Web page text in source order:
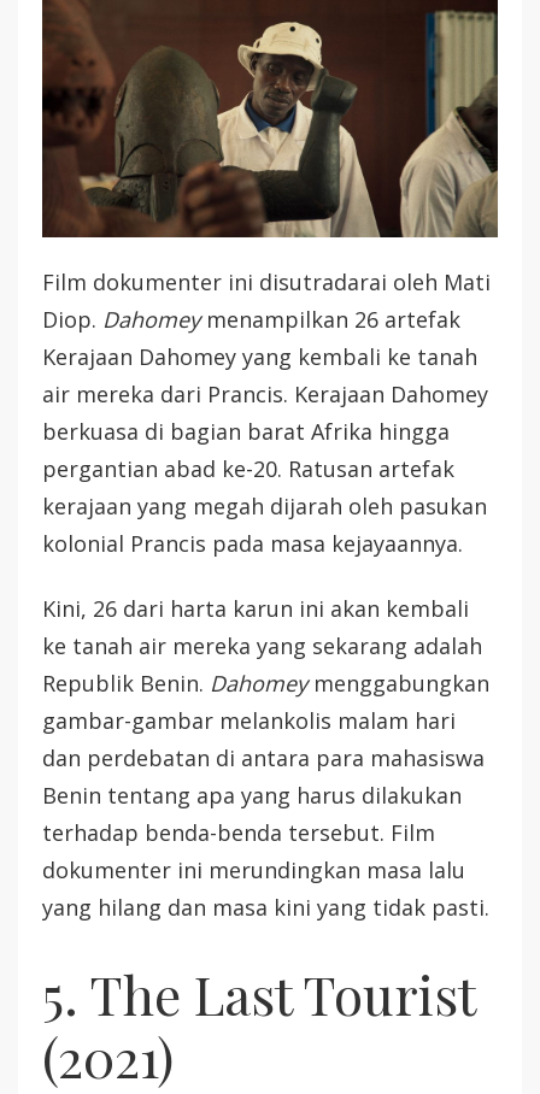
Film dokumenter ini disutradarai oleh Mati
Diop. Dahomeymenampilkan 26 artefak
Kerajaan Dahomey yang kembali ke tanah
air mereka dari Prancis. Kerajaan Dahomey
berkuasa di bagian barat Afrika hingga
pergantian abad ke-20. Ratusan artefak
kerajaan yang megah dijarah oleh pasukan
kolonial Prancis pada masa kejayaannya.
Kini, 26 dari harta karun ini akan kembali
ke tanah air mereka yang sekarang adalah
Republik Benin. Dahomeymenggabungkan
gambar-gambar melankolis malam hari
dan perdebatan di antara para mahasiswa
Benin tentang apa yang harus dilakukan
terhadap benda-benda tersebut. Film
dokumenter ini merundingkan masa lalu
yang hilang dan masa kini yang tidak pasti.
5. The Last Tourist
(2021)